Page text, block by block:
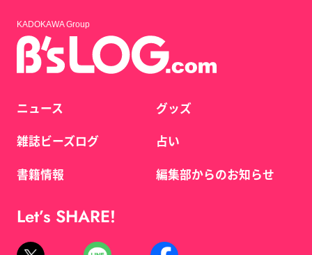
KADOKAWA Group
ニュース
雑誌ビーズログ
書籍情報
グッズ
占い
編集部からのお知らせ
Let’s SHARE!